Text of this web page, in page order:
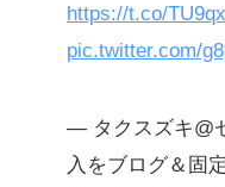
https://t.co/
pic.twitter.com/
— タクスズキ@
入をブログ＆固